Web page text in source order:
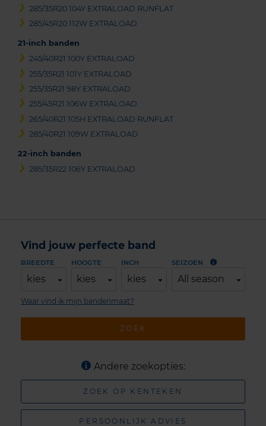
285/35R20 104Y EXTRALOAD RUNFLAT
285/45R20 112W EXTRALOAD
21-inch banden
245/40R21 100Y EXTRALOAD
255/35R21 101Y EXTRALOAD
255/35R21 98Y EXTRALOAD
255/45R21 106W EXTRALOAD
265/40R21 105H EXTRALOAD RUNFLAT
285/40R21 109W EXTRALOAD
22-inch banden
285/35R22 106Y EXTRALOAD
Vind jouw perfecte band
BREEDTE
kies
HOOGTE
kies
INCH
kies
SEIZOEN
All season
ZOEK
Waar vind ik mijn bandenmaat?
Andere zoekopties:
ZOEK OP KENTEKEN
PERSOONLIJK ADVIES